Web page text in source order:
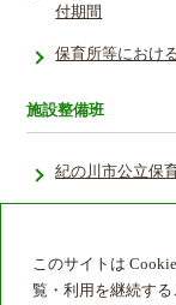
このサイトは
覧・利用を継続す
付期間
保育所等におけ
施設整備班
紀の川市公立保
ウェブアクセシ